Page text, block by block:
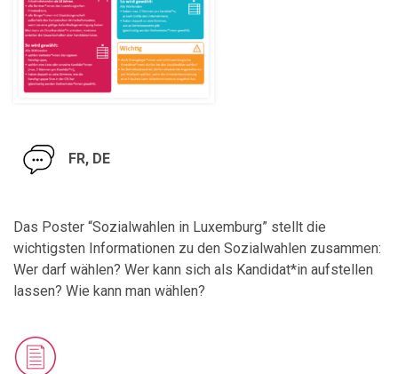
FR, DE
Das Poster “Sozialwahlen in Luxemburg” stellt die
wichtigsten Informationen zu den Sozialwahlen zusammen:
Wer darf wählen? Wer kann sich als Kandidat*in aufstellen
lassen? Wie kann man wählen?